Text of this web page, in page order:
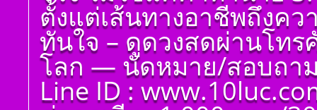
ตั้งชื่อมงคลคนเกิดวัน
ศุกร์ ตั้งชื่อดี เป็นมงคล
ชื่อมงคล ตั้งชื่อ เลข
ศาสตร์ มหาทักษา พลัง
ดาวพระเคราะห์ ตั้ง
ดวงถอดดาวด้วยโหรา
ศาตร์ ๑๐ ลัคนา ออกมา
เป็นจุดอ่อนจุดแข็ง
ตั้งแต่เส้นทางอาชีพถึงค
ทันใจ – ดูดวงสดผ่านโท
โลก — นัดหมาย/สอบถา
Line ID :